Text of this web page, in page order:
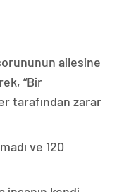
ailesine
“Bir
tarafından zarar
ve 120